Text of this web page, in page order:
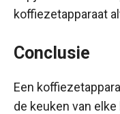
koffiezetapparaat
Conclusie
Een
de keuken van